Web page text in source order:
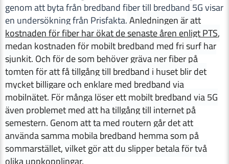
genom att byta från bredband fiber till bredband 5G visar
en undersökning från Prisfakta.Anledningen är att
kostnaden för fiber har ökat de senaste åren enligt PTS,
medan kostnaden för mobilt bredband med fri surf har
sjunkit. Och för de som behöver gräva ner fiber på
tomten för att få tillgång till bredband i huset blir det
mycket billigare och enklare med bredband via
mobilnätet. För många löser ett mobilt bredband via 5G
även problemet med att ha tillgång till internet på
semestern. Genom att ta med routern går det att
använda samma mobila bredband hemma som på
sommarstället, vilket gör att du slipper betala för två